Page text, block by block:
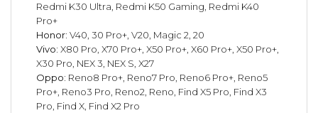
Redmi K30 Ultra, Redmi K50 Gaming, Redmi K40
Pro+
Honor: V40, 30 Pro+, V20, Magic 2, 20
Vivo: X80 Pro, X70 Pro+, X50 Pro+, X60 Pro+, X50 Pro+,
X30 Pro, NEX 3, NEX S, X27
Oppo: Reno8 Pro+, Reno7 Pro, Reno6 Pro+, Reno5
Pro+, Reno3 Pro, Reno2, Reno, Find X5 Pro, Find X3
Pro, Find X, Find X2 Pro